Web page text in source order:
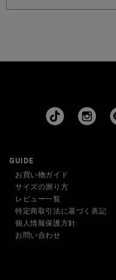
GUIDE
お買い物ガイド
サイズの測り方
レビュー一覧
特定商取引法に基づく表記
個人情報保護方針
お問い合わせ